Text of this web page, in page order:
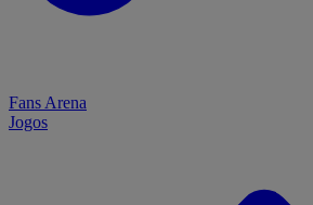
Fans Arena
Jogos